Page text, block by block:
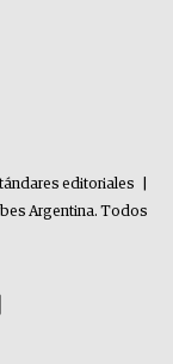
editoriales
Argentina. Todos